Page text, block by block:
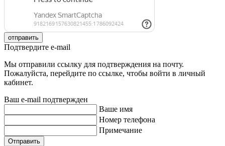
отправить
Подтвердите e-mail
Мы отправили ссылку для подтверждения на почту.
Пожалуйста, перейдите по ссылке, чтобы войти в личный
кабинет.
Ваш e-mail подтвержден
Ваше имя
Номер телефона
Примечание
Отправить